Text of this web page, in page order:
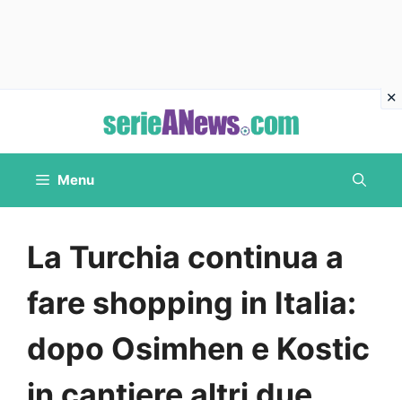
contenuto
Menu
La Turchia continua a
fare shopping in Italia:
dopo Osimhen e Kostic